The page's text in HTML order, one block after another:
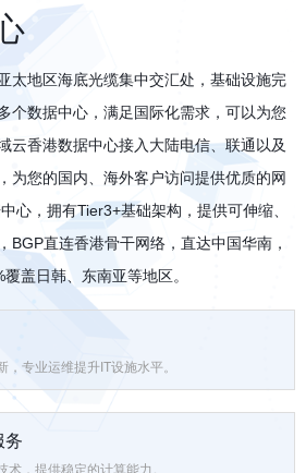
太地区海底光缆集中交汇处，基础设施完
个数据中心，满足国际化需求，可以为您
云香港数据中心接入大陆电信、联通以及
为您的国内、海外客户访问提供优质的网
心，拥有Tier3+基础架构，提供可伸缩、
BGP直连香港骨干网络，直达中国华南，
盖日韩、东南亚等地区。
专业运维提升IT设施水平。
务
，提供稳定的计算能力。